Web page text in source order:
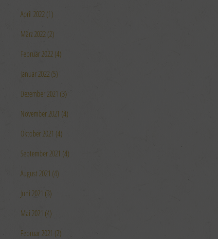
April 2022 (1)
März 2022 (2)
Februar 2022 (4)
Januar 2022 (5)
Dezember 2021 (3)
November 2021 (4)
Oktober 2021 (4)
September 2021 (4)
August 2021 (4)
Juni 2021 (3)
Mai 2021 (4)
Februar 2021 (2)